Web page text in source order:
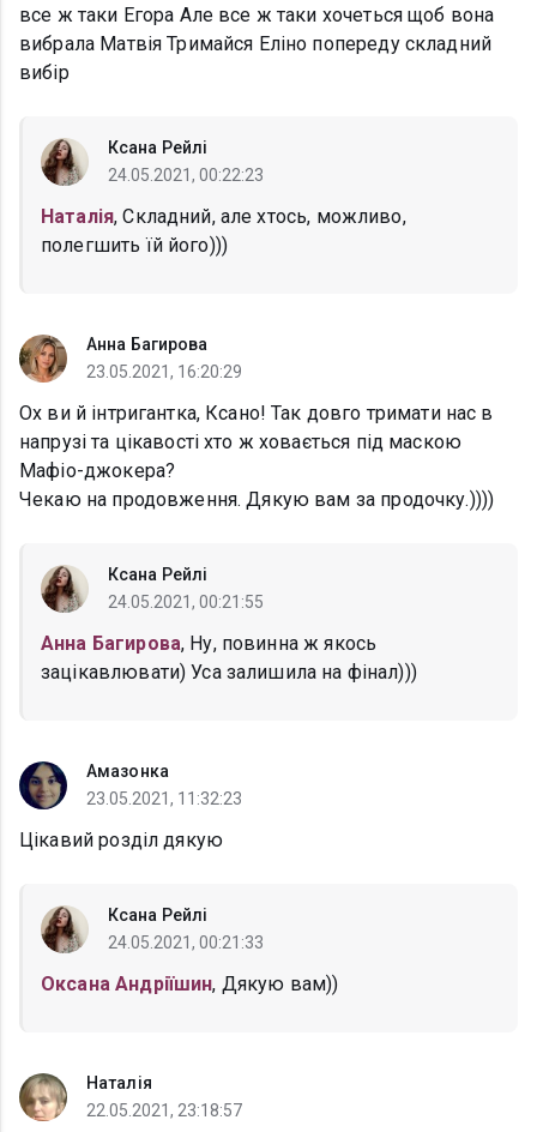
все ж таки Егора Але все ж таки хочеться щоб вона
вибрала Матвія Тримайся Еліно попереду складний
вибір
Ксана Рейлі
24.05.2021, 00:22:23
Наталія, Складний, але хтось, можливо,
полегшить їй його)))
Анна Багирова
23.05.2021, 16:20:29
Ох ви й інтригантка, Ксано! Так довго тримати нас в
напрузі та цікавості хто ж ховається під маскою
Мафіо-джокера?
Чекаю на продовження. Дякую вам за продочку.))))
Ксана Рейлі
24.05.2021, 00:21:55
Анна Багирова, Ну, повинна ж якось
зацікавлювати) Уса залишила на фінал)))
Амазонка
23.05.2021, 11:32:23
Цікавий розділ дякую
Ксана Рейлі
24.05.2021, 00:21:33
Оксана Андріїшин, Дякую вам))
Наталія
22.05.2021, 23:18:57